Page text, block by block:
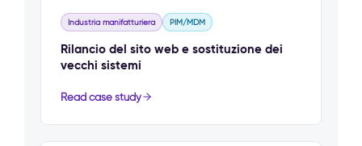
Industria manifatturiera PIM/MDM
Rilancio del sito web e sostituzione dei
vecchi sistemi
Read case study